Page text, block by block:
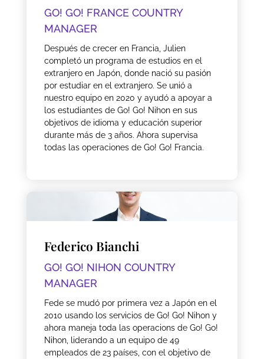
GO! GO! FRANCE COUNTRY
MANAGER
Después de crecer en Francia, Julien
completó un programa de estudios en el
extranjero en Japón, donde nació su pasión
por estudiar en el extranjero. Se unió a
nuestro equipo en 2020 y ayudó a apoyar a
los estudiantes de Go! Go! Nihon en sus
objetivos de idioma y educación superior
durante más de 3 años. Ahora supervisa
todas las operaciones de Go! Go! Francia.
Federico Bianchi
GO! GO! NIHON COUNTRY
MANAGER
Fede se mudó por primera vez a Japón en el
2010 usando los servicios de Go! Go! Nihon y
ahora maneja toda las operacions de Go! Go!
Nihon, liderando a un equipo de 49
empleados de 23 países, con el objetivo de